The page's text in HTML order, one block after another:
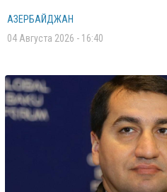
АЗЕРБАЙДЖАН
04 Августа 2026 - 16:40